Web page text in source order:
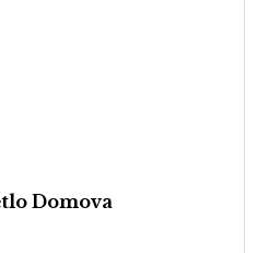
Domova